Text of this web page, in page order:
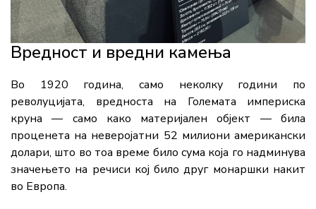
Вредност и вредни камења
Во 1920 година, само неколку години по
револуцијата, вредноста на Големата империска
круна — само како материјален објект — била
проценета на неверојатни 52 милиони американски
долари, што во тоа време било сума која го надминува
значењето на речиси кој било друг монаршки накит
во Европа.